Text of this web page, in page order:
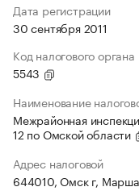
Дата регистрации
30 сентября 2011
Код налогового органа
5543
Наименование
Межрайонная
12 по Омской области
Адрес налоговой
644010, Омск г,